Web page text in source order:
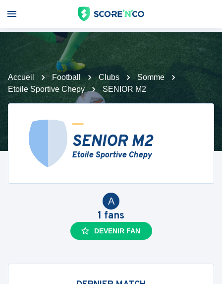
Accueil Football Clubs
Somme
Etoile Sportive Chepy
SENIOR M2
SENIOR M2
Etoile Sportive Chepy
A
1 fans
DEVENIR FAN